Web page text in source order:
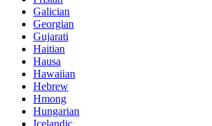
Galician
Georgian
Gujarati
Haitian
Hausa
Hawaiian
Hebrew
Hmong
Hungarian
Icelandic